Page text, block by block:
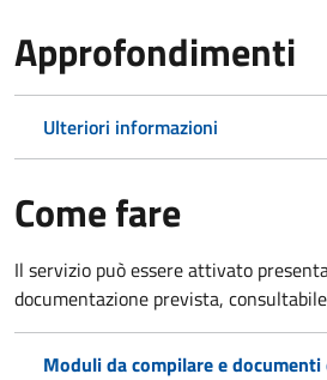
Approfondimenti
Ulteriori informazioni
Come fare
Il servizio può essere attivato
documentazione prevista,
Moduli da compilare e documenti